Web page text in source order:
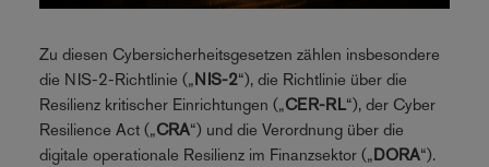
Zu diesen Cybersicherheitsgesetzen zählen insbesondere
die NIS-2-Richtlinie („NIS-2“), die Richtlinie über die
Resilienz kritischer Einrichtungen („CER-RL“), der Cyber
Resilience Act („CRA“) und die Verordnung über die
digitale operationale Resilienz im Finanzsektor („DORA“).